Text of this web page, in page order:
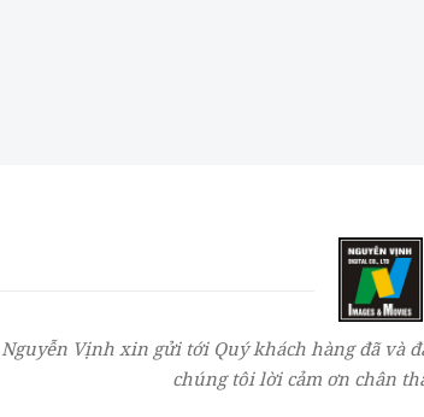
Nguyễn Vịnh xin gửi tới Quý khách hàng đã và
chúng tôi lời cảm ơn chân